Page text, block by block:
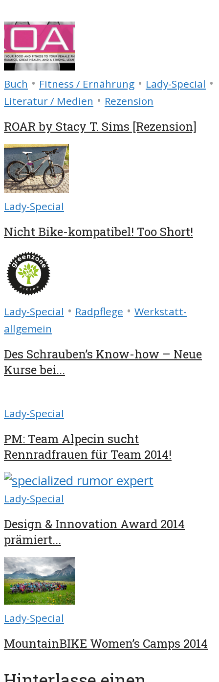
Buch • Fitness / Ernährung • Lady-Special •
Literatur / Medien • Rezension
ROAR by Stacy T. Sims [Rezension]
Lady-Special
Nicht Bike-kompatibel! Too Short!
Lady-Special • Radpflege • Werkstatt-
allgemein
Des Schrauben’s Know-how – Neue
Kurse bei...
Lady-Special
PM: Team Alpecin sucht
Rennradfrauen für Team 2014!
Lady-Special
Design & Innovation Award 2014
prämiert...
Lady-Special
MountainBIKE Women’s Camps 2014